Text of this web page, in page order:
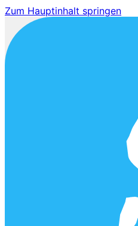
Zum Hauptinhalt springen